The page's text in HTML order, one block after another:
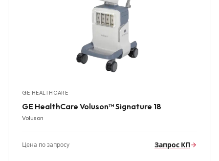
GE HEALTHCARE
GE HealthCare Voluson™ Signature 18
Voluson
Цена по запросу Запрос КП